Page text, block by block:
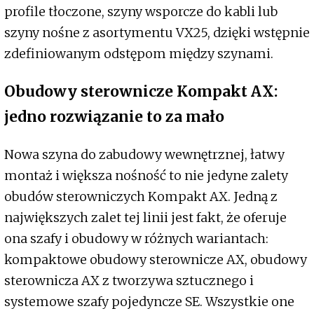
profile tłoczone, szyny wsporcze do kabli lub
szyny nośne z asortymentu VX25, dzięki wstępnie
zdefiniowanym odstępom między szynami.
Obudowy sterownicze Kompakt AX:
jedno rozwiązanie to za mało
Nowa szyna do zabudowy wewnętrznej, łatwy
montaż i większa nośność to nie jedyne zalety
obudów sterowniczych Kompakt AX. Jedną z
największych zalet tej linii jest fakt, że oferuje
ona szafy i obudowy w różnych wariantach:
kompaktowe obudowy sterownicze AX, obudowy
sterownicza AX z tworzywa sztucznego i
systemowe szafy pojedyncze SE. Wszystkie one